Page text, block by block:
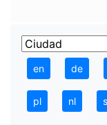
en de
pl nl